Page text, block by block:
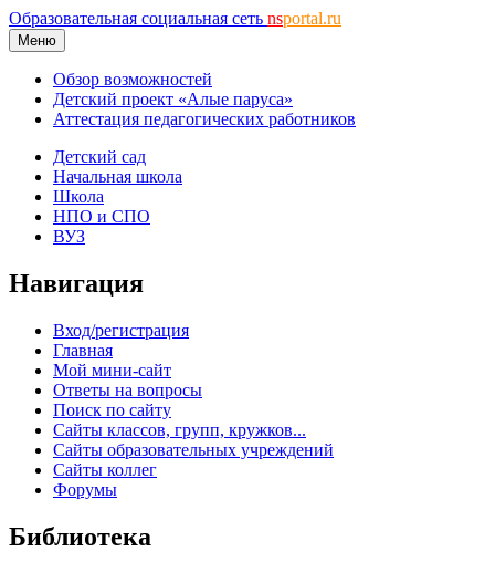
Образовательная социальная сеть nsportal.ru
Меню
Обзор возможностей
Детский проект «Алые паруса»
Аттестация педагогических работников
Детский сад
Начальная школа
Школа
НПО и СПО
ВУЗ
Навигация
Вход/регистрация
Главная
Мой мини-сайт
Ответы на вопросы
Поиск по сайту
Сайты классов, групп, кружков...
Сайты образовательных учреждений
Сайты коллег
Форумы
Библиотека